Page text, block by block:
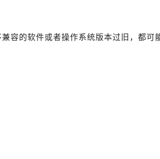
容的软件或者操作系统版本过旧，都可